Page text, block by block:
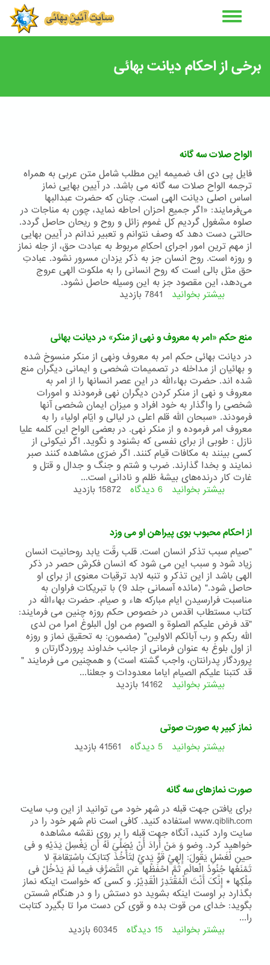
برخی از احکام دیانت بهائی
الواح صلات سه گانه
فایل پی دی اف ضمیمه این مطلب شامل متن عربی به همراه
ترجمه الواح صلات سه گانه می باشد. در آیین بهایی نماز
اساس اصلی دیانت الهی است. چنان که حضرت عبدالبها
می‌فرمایند: «اگر جمیع احزان احاطه نماید، چون به مناجات در
صلوه مشغول گردیم کل غموم زائل و روح و ریحان حاصل گردد.
حالتی دست دهد که وصف نتوانم و تعبیر ندانم در آیین بهایی
از مهم ‌ترین امور اجرای احکامِ مربوط به عبادت حق، از جله نماز
و روزه است. روح انسان جز به ذکر یزدان مسرور نشود. عبادتِ
حق مثل بالی است که روح انسانی را به ملکوت الهی عروج
می‌دهد، این مقصود جز به این وسیله حاصل نشود.
بیشتر بخوانید درباره
سه
گانه
7841 بازدید
منع حکم «امر به معروف و نهی از منکر» در دیانت بهائی
در دیانت بهائی حکم امر به معروف و‌نهی از منکر منسوخ شده
و بهائیان از مداخله در تصمیمات شخصی و ایمانی دیگران منع
شده اند. حضرت بهاءالله در این عصر انسانها را از امر به
معروف و نهی از منکر کردن دیگران نهی فرمودند و امورات
شخصی را واگذار به خود افراد و میزان ایمان شخصی آنها
فرمودند. «سبحان اللّه قلم اعلی در ليالی و ايّام اولياء را به
معروف امر فرموده و از منکر نهی. در بعضی الواح اين کلمه عليا
نازل : طوبی از برای نفسی که بشنود و نگويد. اگر نيکوئی از
کسی بينند به مکافات قيام کنند. اگر ضرّی مشاهده کنند صبر
نمايند و بخدا گذارند. ضرب و شتم و جنگ و جدال و قتل و
غارت کار درنده‌های بيشۀ ظلم و نادانی است...
بیشتر بخوانید درباره
«امر
به
معروف
و
نهی
از
منکر»
در
دیانت
بهائی
6 دیدگاه 15872 بازدید
از احکام محبوب بوی پیراهن او می وزد
"صیام سبب تذکر انسان است. قلب رقّت یابد روحانیت انسان
زیاد شود و سبب این می شود که انسان فکرش حصر در ذکر
الهی باشد از این تذکر و تنبه لابد ترقیات معنوی از برای او
حاصل شود." (مائده آسمانی جلد 9) با تبریکات فراوان به
مناسبت فرارسیدن ایام مبارکه هاء و صیام. حضرت بهاءالله در
کتاب مستطاب اقدس در خصوص حکم روزه چنین می فرمایند:
"قد فرض علیکم الصلوة و الصوم من اول البلوغ امرا من لدی
الله ربکم و رب آبائکم الاولین" (مضمون: به تحقیق نماز و روزه
از اول بلوغ به عنوان فرمانی از جانب خداوند پروردگارتان و
پروردگار پدرانتان، واجب گشته است) و همچنین می فرمایند "
قد کتبنا علیکم الصیام ایاما معدودات و جعلنا...
بیشتر بخوانید درباره
محبوب
بوی
پیراهن
14162 بازدید
نماز کبیر به صورت صوتی
بیشتر بخوانید درباره
به
صورت
صوتی
5 دیدگاه 41561 بازدید
صورت نمازهای سه گانه
برای یافتن جهت قبله در شهر خود می توانید از این وب سایت
www.qiblih.com استفاده کنید. کافی است نام شهر خود را در
سایت وارد کنید، آنگاه جهت قبله را بر روی نقشه مشاهده
خواهید کرد. وضو وَ مَنْ أَرادَ أََنْ يُصَلِّیَ لَهُ أن يَغْسِلَ يَدَيْهِ و فی
حينِ لْغَسْلِ يَقُولَ: إِلهيْ قَوِّ يَديْ لِتَأْخُذَ کِتابَکَ بِاسْتِقامَةٍ لا
تَمْنَعُها جُنُودُ الْعالَمِ ثُمَّ احْفَظْها عَنِ التَّصَرُّفِ فيما لَمْ يَدْخُلْ فی
مِلْکِها * إِنَّکَ أَنْتَ الْمُقْتَدِرُ الْقَدِيْرُ. و کسی که خواست اینکه نماز
بگذارد بر اوست اینکه بشوید دو دستش را و در هنگام شستن
بگوید: خدای من قوت بده و قوی کن دست مرا تا بگیرد کتابت
را...
بیشتر بخوانید درباره
15 دیدگاه 60345 بازدید